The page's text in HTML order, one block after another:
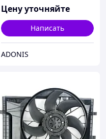
Цену уточняйте
Написать
ADONIS